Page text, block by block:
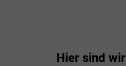
Hier sind